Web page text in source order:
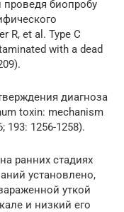
биопробу
R, et al. Type C
with a dead
диагноза
toxin: mechanism
193: 1256-1258).
ранних стадиях
установлено,
уткой
и низкий его